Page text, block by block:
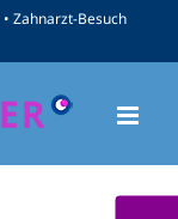
Zahnarzt-Besuch